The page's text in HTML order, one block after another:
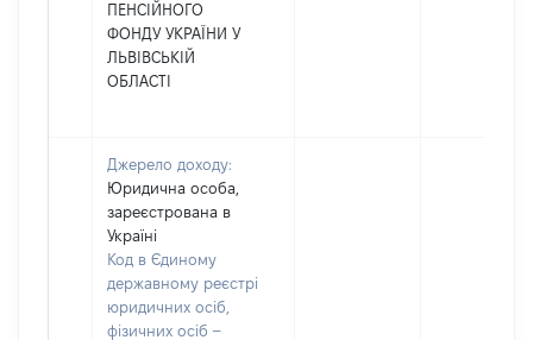
ПЕНСІЙНОГО
ФОНДУ УКРАЇНИ У
ЛЬВІВСЬКІЙ
ОБЛАСТІ
Джерело доходу:
Юридична особа,
зареєстрована в
Україні
Код в Єдиному
державному реєстрі
юридичних осіб,
фізичних осіб –